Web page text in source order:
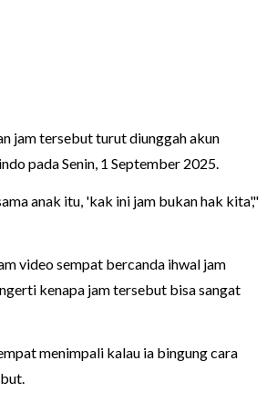
jam tersebut turut diunggah akun
pada Senin, 1 September 2025.
anak itu, 'kak ini jam bukan hak kita',"
video sempat bercanda ihwal jam
kenapa jam tersebut bisa sangat
menimpali kalau ia bingung cara